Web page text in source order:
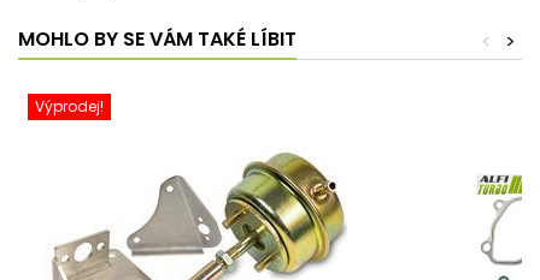
MOHLO BY SE VÁM TAKÉ LÍBIT >
<
Výprodej!